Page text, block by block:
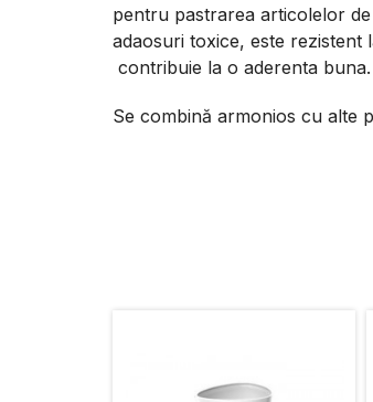
pentru pastrarea articolelor
adaosuri toxice, este rezistent
contribuie la o aderenta buna.
Se combină armonios cu alte